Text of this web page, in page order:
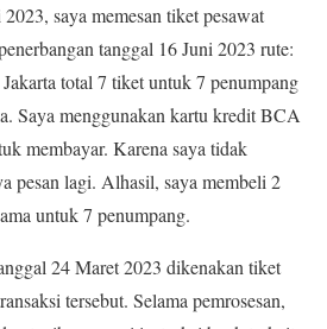
saya memesan tiket pesawat
tanggal 16 Juni 2023 rute:
total 7 tiket untuk 7 penumpang
Saya menggunakan kartu kredit BCA
membayar. Karena saya tidak
pesan lagi. Alhasil, saya membeli 2
untuk 7 penumpang.
24 Maret 2023 dikenakan tiket
tersebut. Selama pemrosesan,